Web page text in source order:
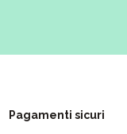
Pagamenti sicuri